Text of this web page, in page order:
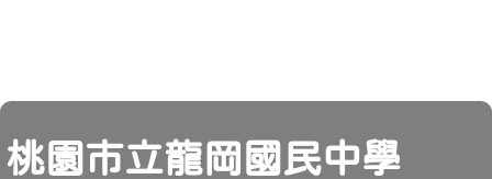
頁尾
桃園市立龍岡國民中學